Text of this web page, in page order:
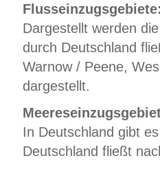
Dargestellt werden
durch Deutschland
Warnow / Peene,
dargestellt.
In Deutschland gibt
Deutschland fließt